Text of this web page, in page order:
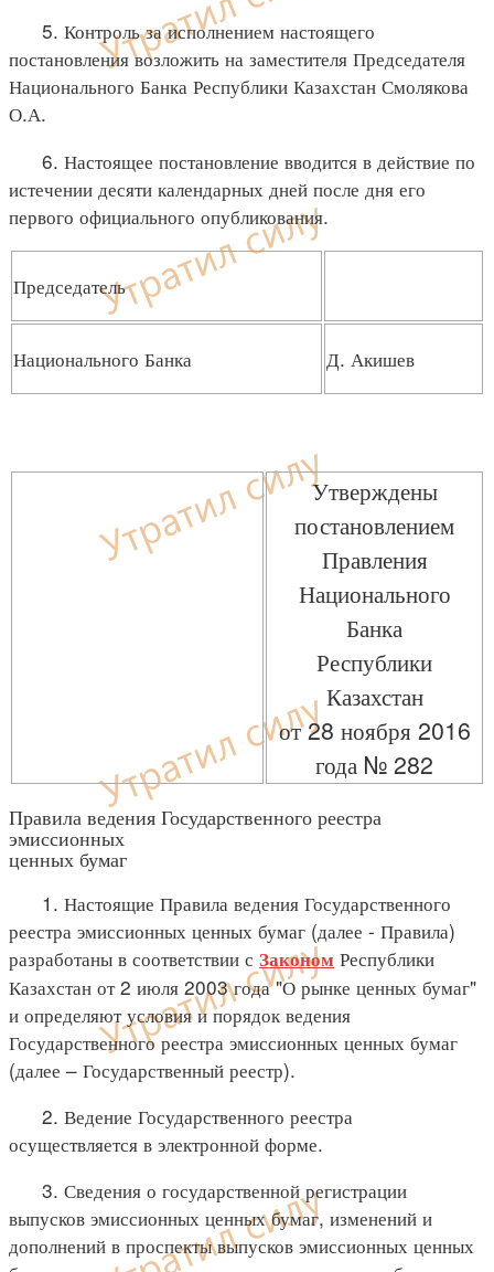
5. Контроль за исполнением настоящего
постановления возложить на заместителя Председателя
Национального Банка Республики Казахстан Смолякова
О.А.
6. Настоящее постановление вводится в действие по
истечении десяти календарных дней после дня его
первого официального опубликования.
Председатель
Национального Банка Д. Акишев
Утверждены
постановлением
Правления
Национального
Банка
Республики
Казахстан
от 28 ноября 2016
года № 282
Правила ведения Государственного реестра
эмиссионных
ценных бумаг
1. Настоящие Правила ведения Государственного
реестра эмиссионных ценных бумаг (далее - Правила)
разработаны в соответствии с Законом Республики
Казахстан от 2 июля 2003 года "О рынке ценных бумаг"
и определяют условия и порядок ведения
Государственного реестра эмиссионных ценных бумаг
(далее – Государственный реестр).
2. Ведение Государственного реестра
осуществляется в электронной форме.
3. Сведения о государственной регистрации
выпусков эмиссионных ценных бумаг, изменений и
дополнений в проспекты выпусков эмиссионных ценных